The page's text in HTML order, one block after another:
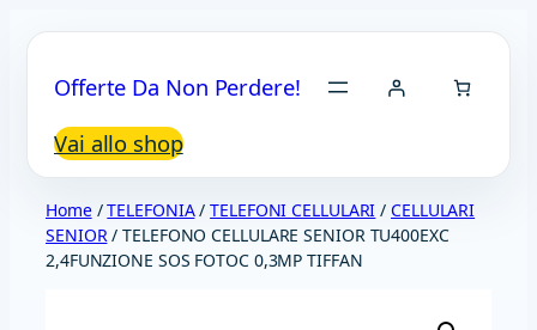
contenuto
Offerte Da Non Perdere!
Vai allo shop
Home/TELEFONIA/TELEFONI CELLULARI /CELLULARI
SENIOR / TELEFONO CELLULARE SENIOR TU400EXC
2,4FUNZIONE SOS FOTOC 0,3MP TIFFAN